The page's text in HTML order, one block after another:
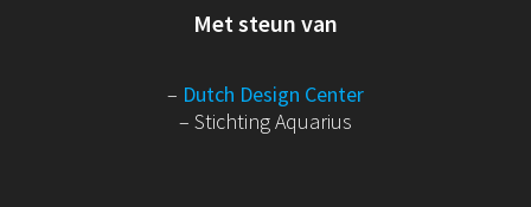
Met steun van
– Dutch Design Center
– Stichting Aquarius